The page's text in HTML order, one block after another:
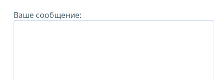
Ваше сообщение: